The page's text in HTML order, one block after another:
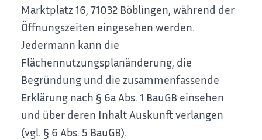
Marktplatz 16, 71032 Böblingen, während der
Öffnungszeiten eingesehen werden.
Jedermann kann die
Flächennutzungsplanänderung, die
Begründung und die zusammenfassende
Erklärung nach § 6a Abs. 1 BauGB einsehen
und über deren Inhalt Auskunft verlangen
(vgl. § 6 Abs. 5 BauGB).